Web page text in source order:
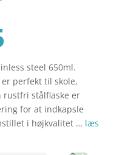
pris
var:
aktuelle
pris
steel 650ml.
perfekt til skole,
rustfri stålflaske er
for at indkapsle
i højkvalitet … læs